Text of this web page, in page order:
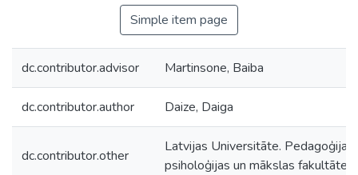
Simple item page
dc.contributor.advisor Martinsone, Baiba
dc.contributor.author Daize, Daiga
dc.contributor.other
Latvijas Universitāte. Pedagoģijas,
psiholoģijas un mākslas fakultāte